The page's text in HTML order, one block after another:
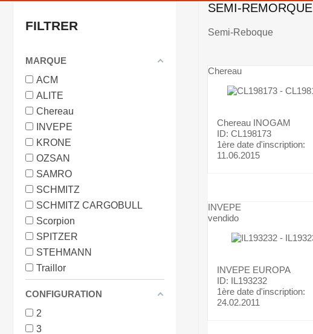
FILTRER
MARQUE
ACM
ALITE
Chereau
INVEPE
KRONE
OZSAN
SAMRO
SCHMITZ
SCHMITZ CARGOBULL
Scorpion
SPITZER
STEHMANN
Traillor
CONFIGURATION
2
3
SEMI-REMORQUE
Semi-Reboque
Chereau
Chereau INOGAM
ID: CL198173
1ère date d'inscription:
11.06.2015
INVEPE
vendido
INVEPE EUROPA
ID: IL193232
1ère date d'inscription:
24.02.2011